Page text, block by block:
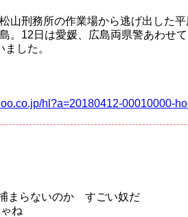
山刑務所の作業場から逃げ出した
。12日は愛媛、広島両県警あわせ
した。
hl?a=20180412-00010000-
まらないのか すごい奴だ
ね